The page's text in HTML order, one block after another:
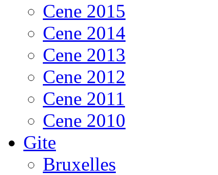
Cene 2015
Cene 2014
Cene 2013
Cene 2012
Cene 2011
Cene 2010
Gite
Bruxelles